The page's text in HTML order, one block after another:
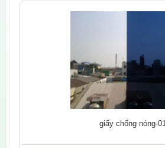
giấy chống nóng-01